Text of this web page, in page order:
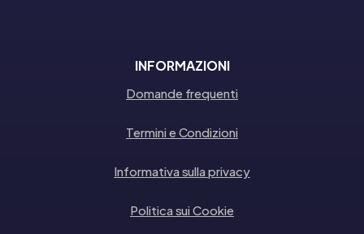
INFORMAZIONI
Domande frequenti
Termini e Condizioni
Informativa sulla privacy
Politica sui Cookie